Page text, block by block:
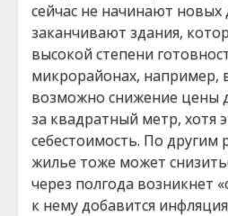
сейчас не начинают новых
заканчивают здания,
высокой степени
микрорайонах, например,
возможно снижение цены
за квадратный метр, хотя
себестоимость. По другим
жилье тоже может
через полгода возникнет
к нему добавится